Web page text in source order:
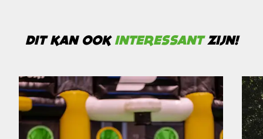
DIT KAN OOK INTERESSANTZIJN!